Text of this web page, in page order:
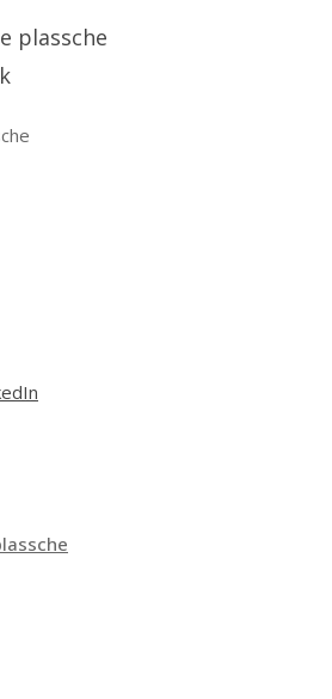
plassche
de Plassche